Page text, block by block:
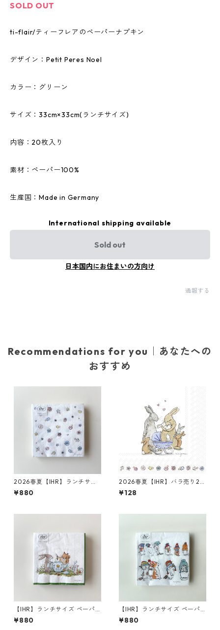
SOLD OUT
ti-flair/ティーフレアのペーパーナプキン
デザイン：Petit Peres Noel
カラー：グリーン
サイズ：33cm×33cm(ランチサイズ)
内容：20枚入り
素材：ペーパー100%
生産国：Made in Germany
International shipping available
Sold out
日本国内にお住まいの方向け
通報する
Recommendations for you｜あなたへの
おすすめ
2026春夏【IHR】ランチサイ
ズ ペーパーナプキン BABY SH
OWER ホワイト Anita Jeram
¥880
2026春夏【IHR】バラ売り2枚
ランチサイズ ペーパーナプキ
ン WELCOME BABY ホワイト
¥128
【IHR】ランチサイズ ペーパ
ーナプキン TEA TIME ホワイ
ト Anita Jeram 20枚入り
¥880
【IHR】ランチサイズ ペーパ
ーナプキン CATS WITH HATS
ホワイト Anita Jeram 20枚
¥880